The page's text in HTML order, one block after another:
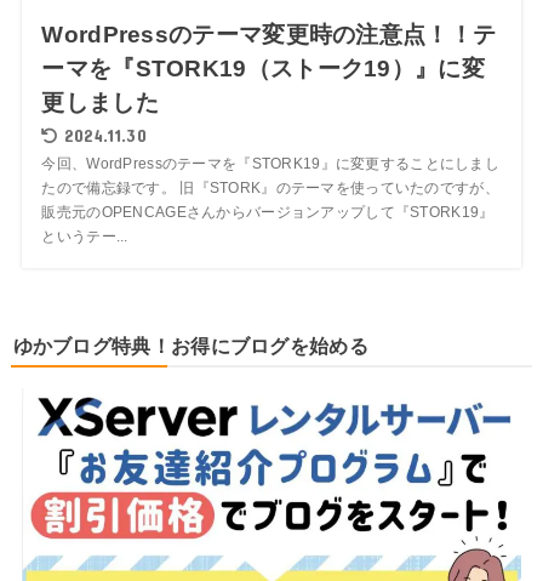
WordPressのテーマ変更時の注意点！！テ
ーマを『STORK19（ストーク19）』に変
更しました
2024.11.30
今回、WordPressのテーマを『STORK19』に変更することにしまし
たので備忘録です。 旧『STORK』のテーマを使っていたのですが、
販売元のOPENCAGEさんからバージョンアップして『STORK19』
というテー...
ゆかブログ特典！お得にブログを始める